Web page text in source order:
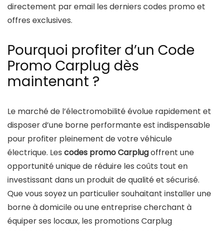
directement par email les derniers codes promo et
offres exclusives.
Pourquoi profiter d’un Code
Promo Carplug dès
maintenant ?
Le marché de l’électromobilité évolue rapidement et
disposer d’une borne performante est indispensable
pour profiter pleinement de votre véhicule
électrique. Les codes promo Carplugoffrent une
opportunité unique de réduire les coûts tout en
investissant dans un produit de qualité et sécurisé.
Que vous soyez un particulier souhaitant installer une
borne à domicile ou une entreprise cherchant à
équiper ses locaux, les promotions Carplug